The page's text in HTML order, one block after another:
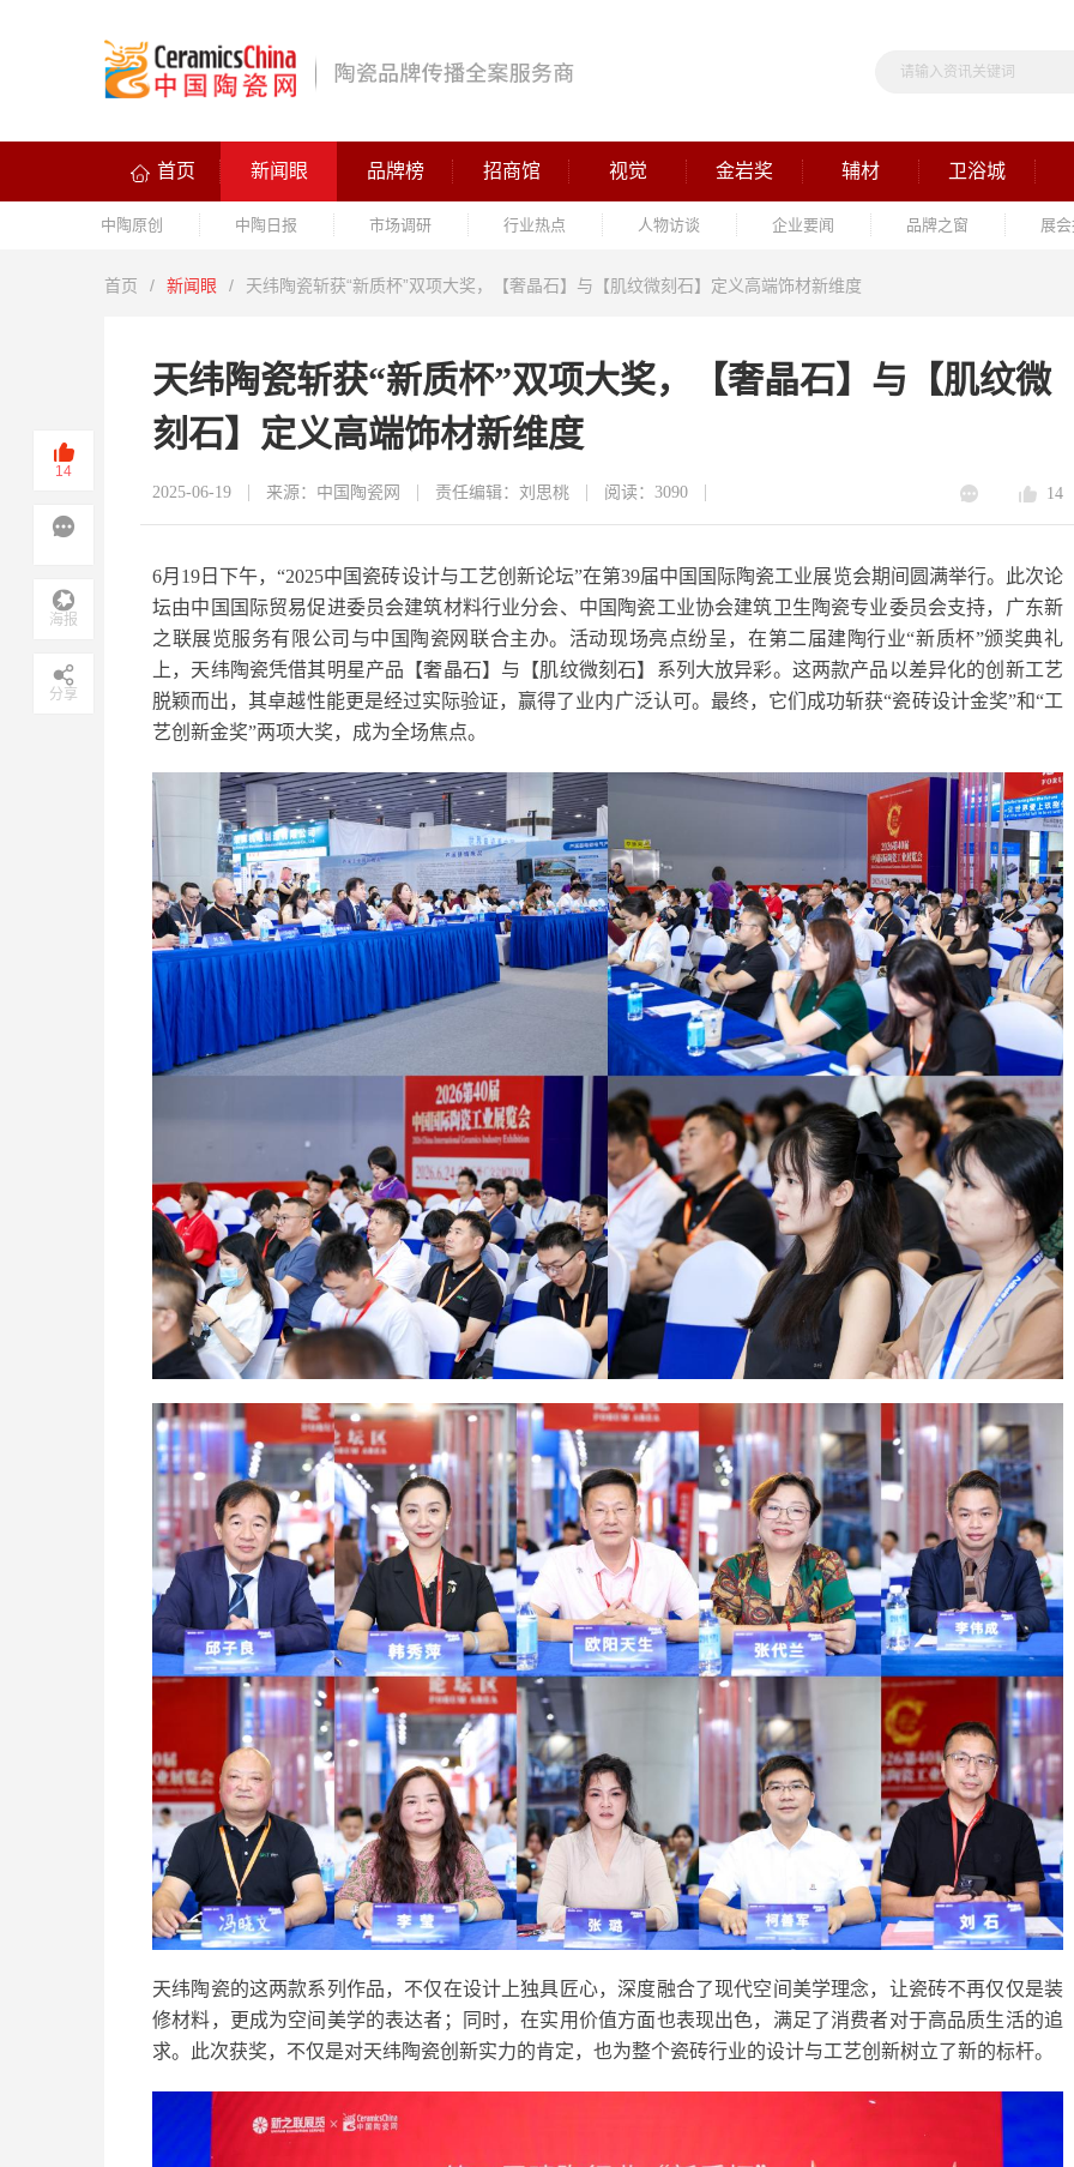
首页 新闻眼 品牌榜 招商馆 视觉 金岩奖 辅材 卫浴城
中陶原创 中陶日报 市场调研 行业热点 人物访谈 企业要闻 品牌之窗 展
首页 / 新闻眼 / 天纬陶瓷斩获“新质杯”双项大奖，【奢晶石】与【肌纹微刻石】定义高端饰材新维度
天纬陶瓷斩获“新质杯”双项大奖，【奢晶石】与【肌纹微
刻石】定义高端饰材新维度
2025-06-19 来源：中国陶瓷网 责任编辑：刘思桃 阅读：3090 14
6月19日下午，“2025中国瓷砖设计与工艺创新论坛”在第39届中国国际陶瓷工业展览会期间圆满举行。此次论
坛由中国国际贸易促进委员会建筑材料行业分会、中国陶瓷工业协会建筑卫生陶瓷专业委员会支持，广东新
之联展览服务有限公司与中国陶瓷网联合主办。活动现场亮点纷呈，在第二届建陶行业“新质杯”颁奖典礼
上，天纬陶瓷凭借其明星产品【奢晶石】与【肌纹微刻石】系列大放异彩。这两款产品以差异化的创新工艺
脱颖而出，其卓越性能更是经过实际验证，赢得了业内广泛认可。最终，它们成功斩获“瓷砖设计金奖”和“工
艺创新金奖”两项大奖，成为全场焦点。
天纬陶瓷的这两款系列作品，不仅在设计上独具匠心，深度融合了现代空间美学理念，让瓷砖不再仅仅是装
修材料，更成为空间美学的表达者；同时，在实用价值方面也表现出色，满足了消费者对于高品质生活的追
求。此次获奖，不仅是对天纬陶瓷创新实力的肯定，也为整个瓷砖行业的设计与工艺创新树立了新的标杆。
14
海报
分享